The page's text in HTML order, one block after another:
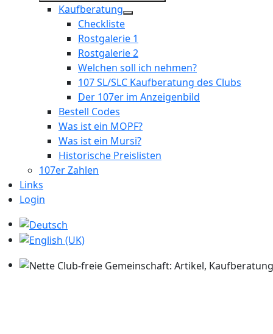
Kaufberatung
Checkliste
Rostgalerie 1
Rostgalerie 2
Welchen soll ich nehmen?
107 SL/SLC Kaufberatung des Clubs
Der 107er im Anzeigenbild
Bestell Codes
Was ist ein MOPF?
Was ist ein Mursi?
Historische Preislisten
107er Zahlen
Links
Login
Sprache auswählen